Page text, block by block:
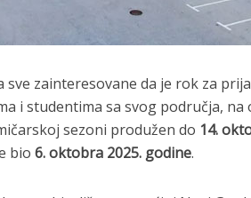
sve zainteresovane da je rok za
i studentima sa svog područja, na
sezoni produžen do 14.
bio 6. oktobra 2025. godine.